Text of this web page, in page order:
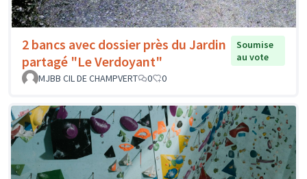
2 bancs avec dossier près du Jardin
partagé "Le Verdoyant"
Soumise
au vote
MJBB CIL DE CHAMPVERT
0 0